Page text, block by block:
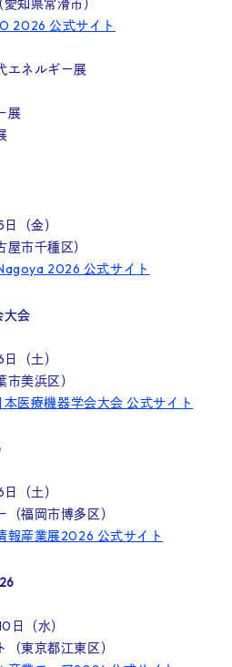
知県常滑市）
2026 公式サイト
エネルギー展
展
（金）
市千種区）
2026 公式サイト
大会
（土）
美浜区）
本医療機器学会大会 公式サイト
（土）
（福岡市博多区）
報産業展2026 公式サイト
日（水）
（東京都江東区）